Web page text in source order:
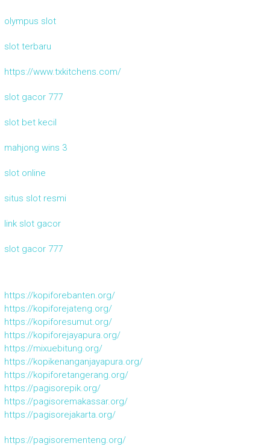
olympus slot
slot terbaru
https://www.txkitchens.com/
slot gacor 777
slot bet kecil
mahjong wins 3
slot online
situs slot resmi
link slot gacor
slot gacor 777
https://kopiforebanten.org/
https://kopiforejateng.org/
https://kopiforesumut.org/
https://kopiforejayapura.org/
https://mixuebitung.org/
https://kopikenanganjayapura.org/
https://kopiforetangerang.org/
https://pagisorepik.org/
https://pagisoremakassar.org/
https://pagisorejakarta.org/
https://pagisorementeng.org/